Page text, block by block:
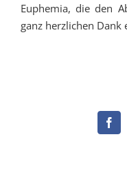
Euphemia, die den
ganz herzlichen Dank